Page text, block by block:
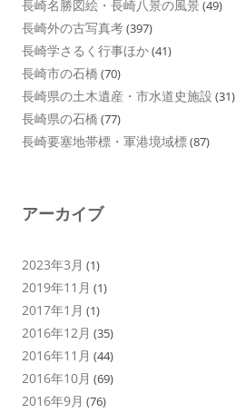
長崎名勝図絵・長崎八景の風景 (49)
長崎外の古写真考(397)
長崎学さるく行事ほか(41)
長崎市の石橋 (70)
長崎県の土木遺産・市水道史施設 (31)
長崎県の石橋 (77)
長崎要塞地帯標・軍港境域標(87)
アーカイブ
2023年3月 (1)
2019年11月 (1)
2017年1月 (1)
2016年12月 (35)
2016年11月 (44)
2016年10月 (69)
2016年9月 (76)